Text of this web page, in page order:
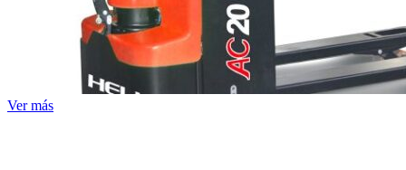
Ver más